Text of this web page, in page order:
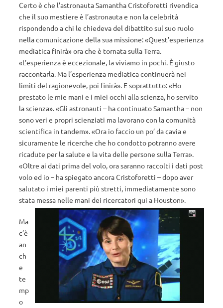
Certo è che l’astronauta Samantha Cristoforetti rivendica
che il suo mestiere è l’astronauta e non la celebrità
rispondendo a chi le chiedeva del dibattito sul suo ruolo
nella comunicazione della sua missione: «Quest’esperienza
mediatica finirà» ora che è tornata sulla Terra.
«L’esperienza è eccezionale, la viviamo in pochi. È giusto
raccontarla. Ma l’esperienza mediatica continuerà nei
limiti del ragionevole, poi finirà». E soprattutto: «Ho
prestato le mie mani e i miei occhi alla scienza, ho servito
la scienza». «Gli astronauti – ha continuato Samantha – non
sono veri e propri scienziati ma lavorano con la comunità
scientifica in tandem». «Ora io faccio un po’ da cavia e
sicuramente le ricerche che ho condotto potranno avere
ricadute per la salute e la vita delle persone sulla Terra».
«Oltre ai dati prima del volo, ora saranno raccolti i dati post
volo ed io – ha spiegato ancora Cristoforetti – dopo aver
salutato i miei parenti più stretti, immediatamente sono
stata messa nelle mani dei ricercatori qui a Houston».
Ma
c’è
an
ch
e
te
mp
o